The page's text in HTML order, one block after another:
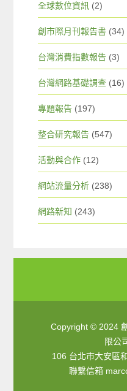
全球數位資訊 (2)
創市際月刊報告書 (34)
台灣消費指數報告 (3)
台灣網路基礎調查 (16)
專題報告 (197)
整合研究報告 (547)
活動與合作 (12)
網站流量分析 (238)
網路新知 (243)
Copyright © 2024
限公
106 台北市大安區
聯繫信箱